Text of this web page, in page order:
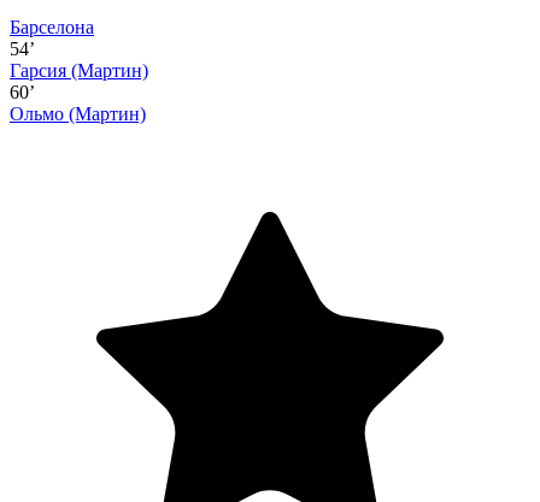
Барселона
54’
Гарсия (Мартин)
60’
Ольмо (Мартин)